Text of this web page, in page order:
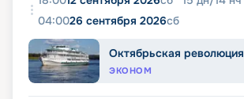
04:0026 сентября 2026сб
Октябрьская революция
ЭКОНОМ